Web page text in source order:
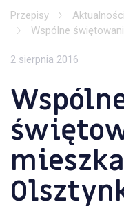
Przepisy
Aktualności
Wspólne
2 sierpnia 2016